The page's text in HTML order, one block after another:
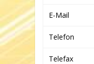
E-Mail
Telefon
Telefax